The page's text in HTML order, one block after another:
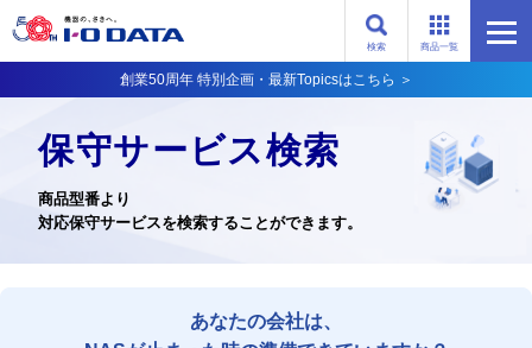
商品一覧
検索
創業50周年 特別企画・最新Topicsはこちら ＞
保守サービス検索
商品型番より
対応保守サービスを検索することができます。
あなたの会社は、